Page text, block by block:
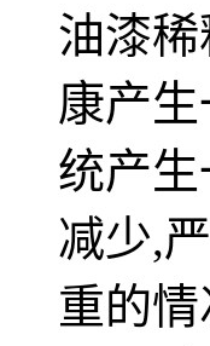
油漆
康产
统产
减少,
重的